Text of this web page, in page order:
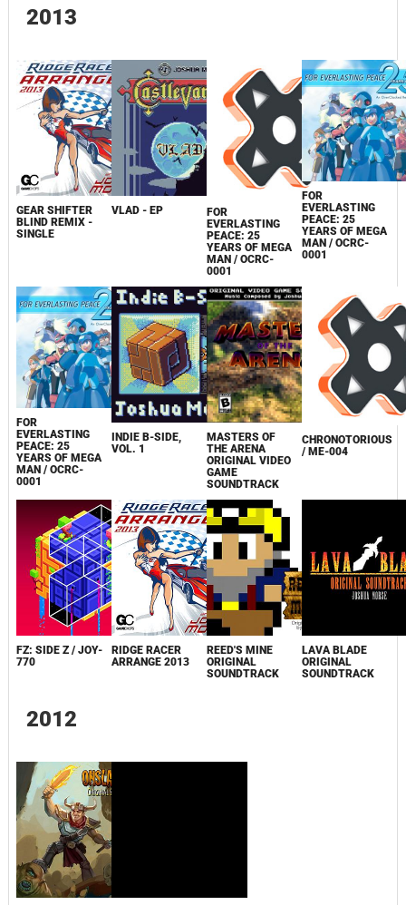
2013
GEAR SHIFTER
BLIND REMIX -
SINGLE
VLAD - EP
FOR
EVERLASTING
PEACE: 25
YEARS OF MEGA
MAN / OCRC-
0001
FOR
EVERLASTING
PEACE: 25
YEARS OF MEGA
MAN / OCRC-
0001
FOR
EVERLASTING
PEACE: 25
YEARS OF MEGA
MAN / OCRC-
0001
INDIE B-SIDE,
VOL. 1
MASTERS OF
THE ARENA
ORIGINAL VIDEO
GAME
SOUNDTRACK
CHRONOTORIOUS
/ ME-004
FZ: SIDE Z / JOY-
770
RIDGE RACER
ARRANGE 2013
REED'S MINE
ORIGINAL
SOUNDTRACK
LAVA BLADE
ORIGINAL
SOUNDTRACK
2012